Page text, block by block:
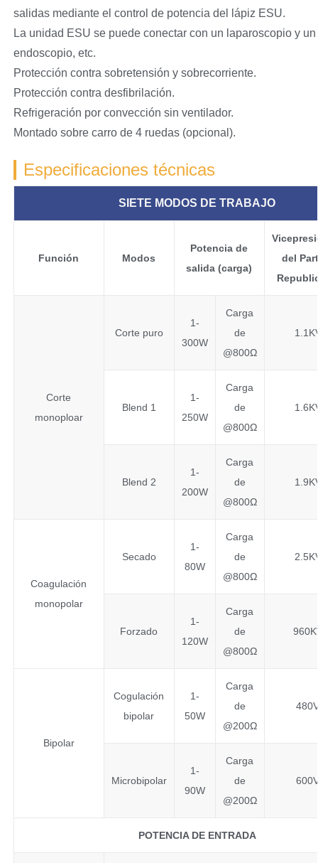
salidas mediante el control de potencia del lápiz ESU.
La unidad ESU se puede conectar con un laparoscopio y un
endoscopio, etc.
Protección contra sobretensión y sobrecorriente.
Protección contra desfibrilación.
Refrigeración por convección sin ventilador.
Montado sobre carro de 4 ruedas (opcional).
Especificaciones técnicas
SIETE MODOS DE TRABAJO
Función Modos
Potencia de
salida (carga)
del
Corte
monoploar
Corte puro
1-
300W
Carga
de
@800Ω
Blend 1
1-
250W
Carga
de
@800Ω
Blend 2
1-
200W
Carga
de
@800Ω
Coagulación
monopolar
Secado
1-
80W
Carga
de
@800Ω
Forzado
1-
120W
Carga
de
@800Ω
Bipolar
Cogulación
bipolar
1-
50W
Carga
de
@200Ω
Microbipolar
1-
90W
Carga
de
@200Ω
POTENCIA DE ENTRADA